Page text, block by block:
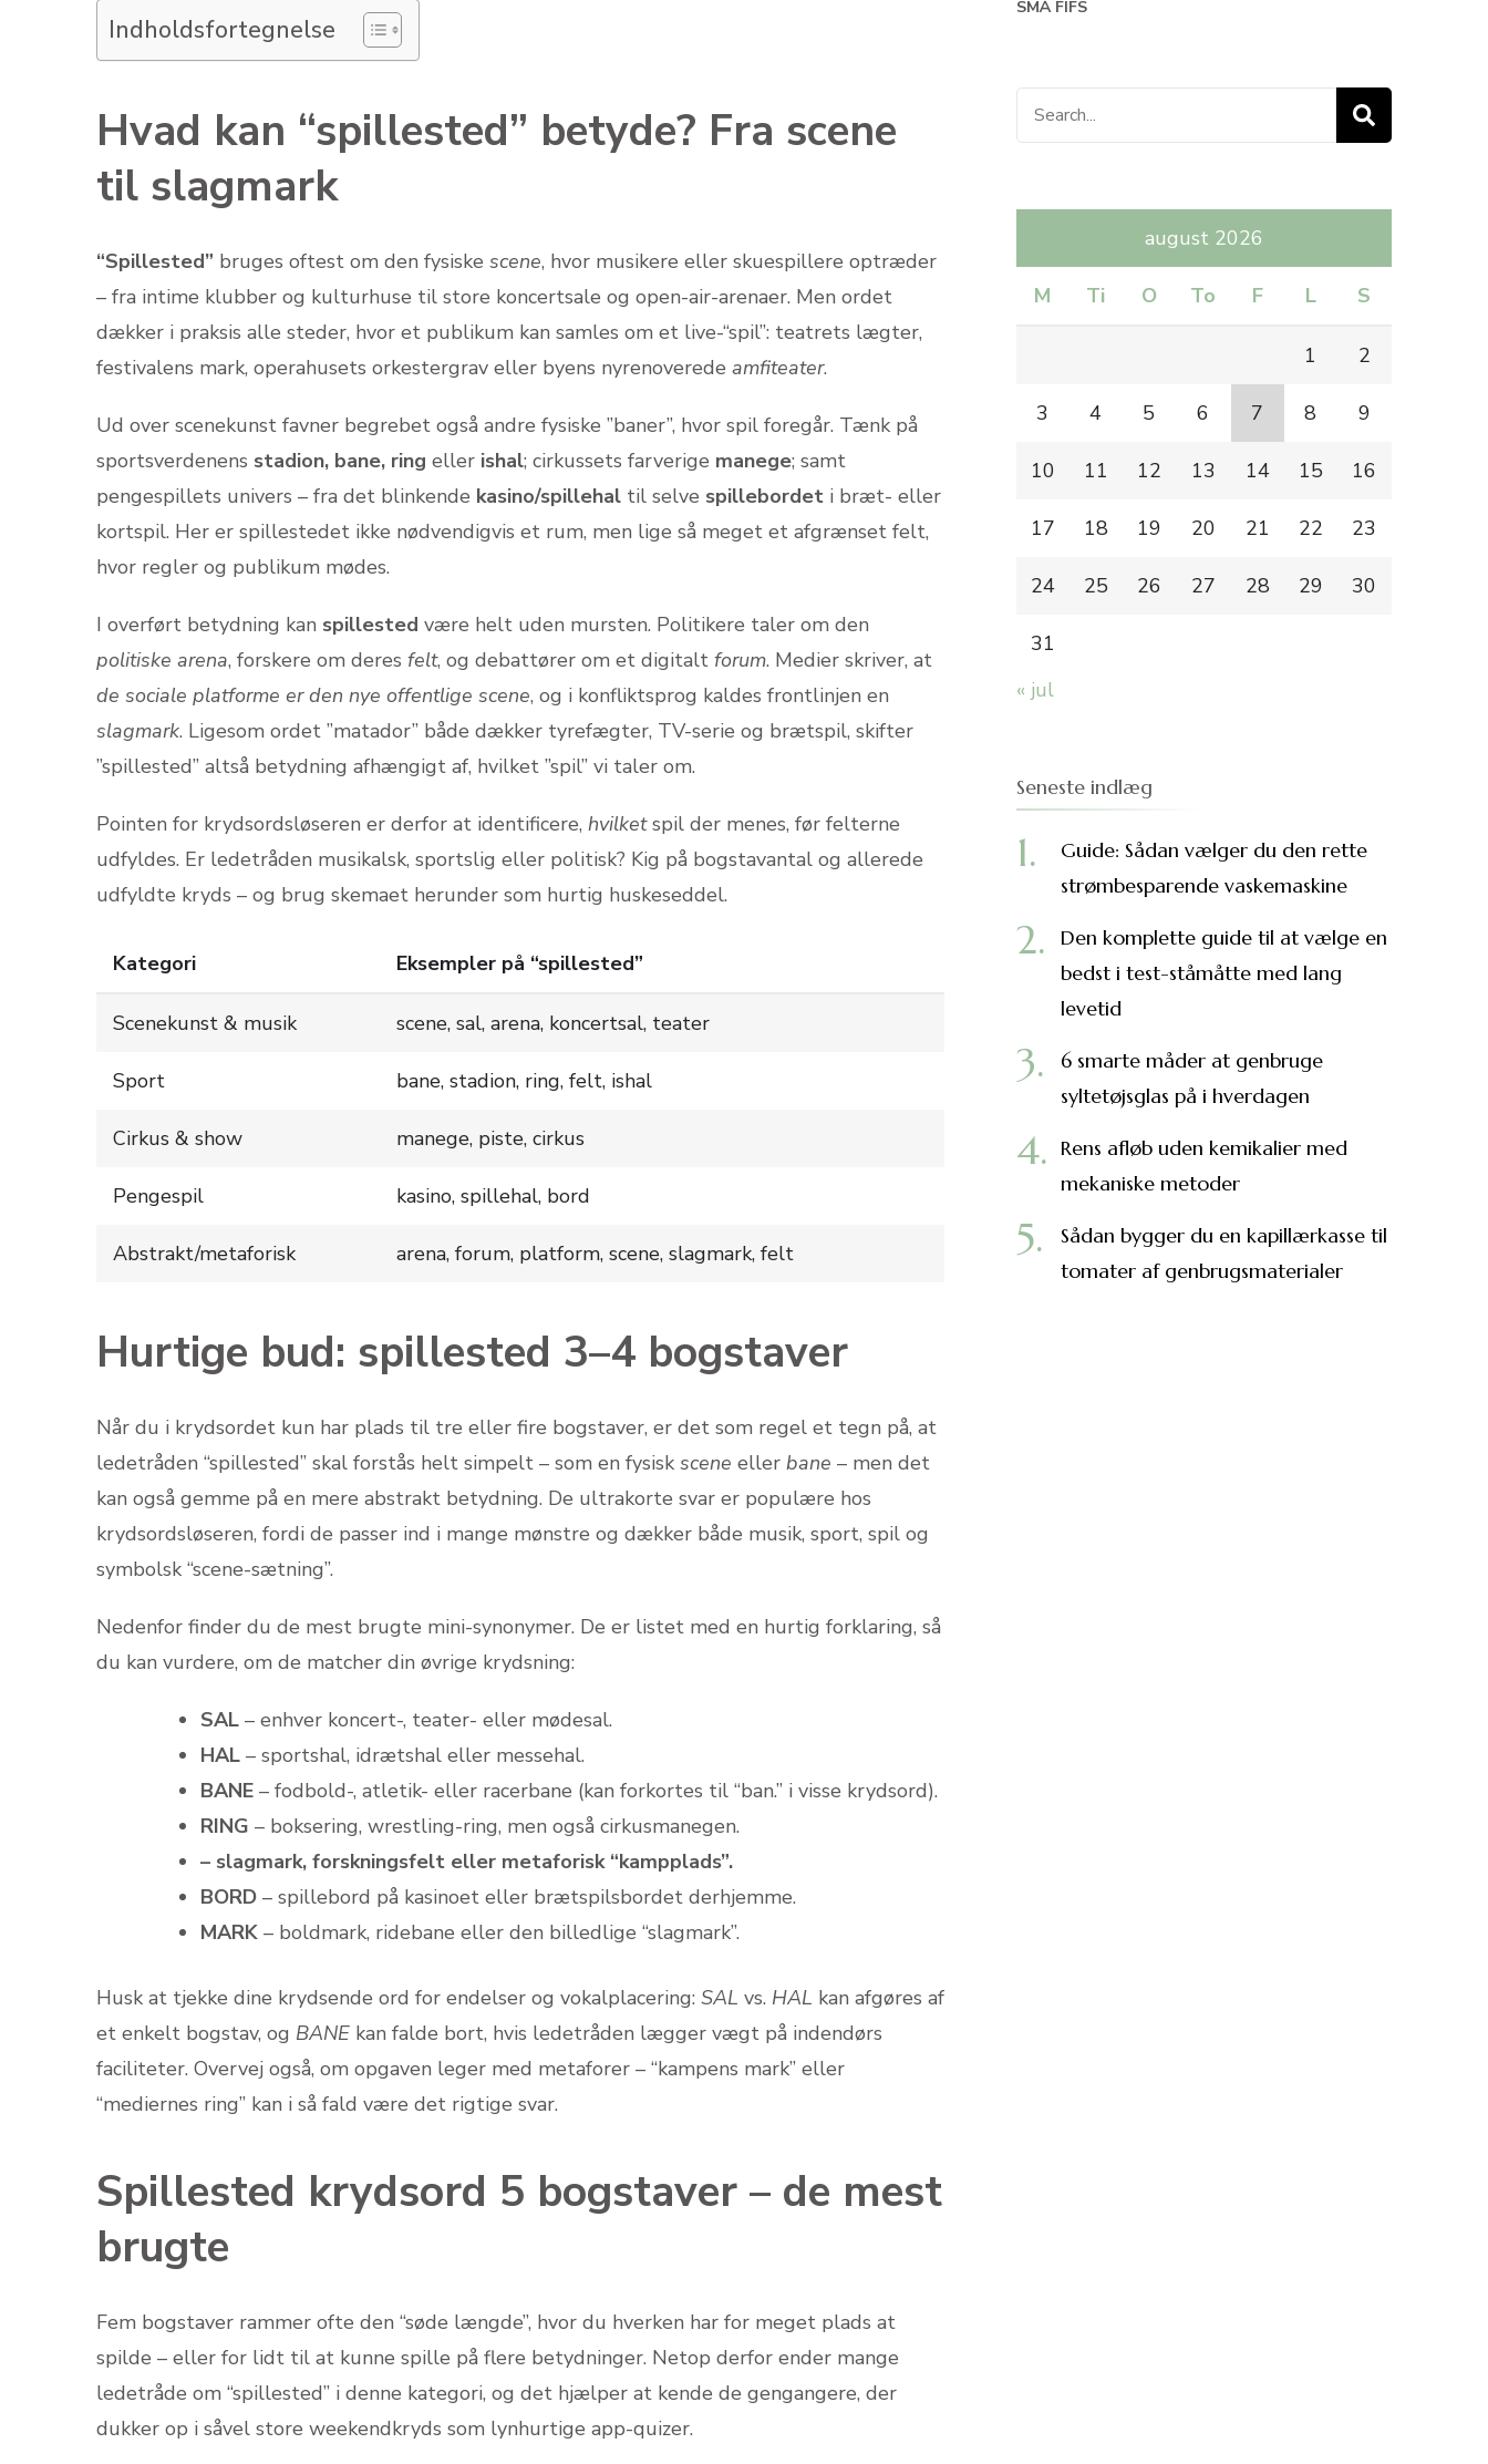
Indholdsfortegnelse
Hvad kan “spillested” betyde? Fra scene
til slagmark
“Spillested” bruges oftest om den fysiske scene, hvor musikere eller skuespillere optræder
– fra intime klubber og kulturhuse til store koncertsale og open-air-arenaer. Men ordet
dækker i praksis alle steder, hvor et publikum kan samles om et live-“spil”: teatrets lægter,
festivalens mark, operahusets orkestergrav eller byens nyrenoverede amfiteater.
Ud over scenekunst favner begrebet også andre fysiske ”baner”, hvor spil foregår. Tænk på
sportsverdenens stadion, bane, ring eller ishal; cirkussets farverige manege; samt
pengespillets univers – fra det blinkende kasino/spillehal til selve spillebordet i bræt- eller
kortspil. Her er spillestedet ikke nødvendigvis et rum, men lige så meget et afgrænset felt,
hvor regler og publikum mødes.
I overført betydning kan spillested være helt uden mursten. Politikere taler om den
politiske arena, forskere om deres felt, og debattører om et digitalt forum. Medier skriver, at
de sociale platforme er den nye offentlige scene, og i konfliktsprog kaldes frontlinjen en
slagmark. Ligesom ordet ”matador” både dækker tyrefægter, TV-serie og brætspil, skifter
”spillested” altså betydning afhængigt af, hvilket ”spil” vi taler om.
Pointen for krydsordsløseren er derfor at identificere, hvilketspil der menes, før felterne
udfyldes. Er ledetråden musikalsk, sportslig eller politisk? Kig på bogstavantal og allerede
udfyldte kryds – og brug skemaet herunder som hurtig huskeseddel.
Kategori Eksempler på “spillested”
Scenekunst & musik scene, sal, arena, koncertsal, teater
Sport bane, stadion, ring, felt, ishal
Cirkus & show manege, piste, cirkus
Pengespil kasino, spillehal, bord
Abstrakt/metaforisk arena, forum, platform, scene, slagmark, felt
Hurtige bud: spillested 3–4 bogstaver
Når du i krydsordet kun har plads til tre eller fire bogstaver, er det som regel et tegn på, at
ledetråden “spillested” skal forstås helt simpelt – som en fysisk scene eller bane – men det
kan også gemme på en mere abstrakt betydning. De ultrakorte svar er populære hos
krydsordsløseren, fordi de passer ind i mange mønstre og dækker både musik, sport, spil og
symbolsk “scene-sætning”.
Nedenfor finder du de mest brugte mini-synonymer. De er listet med en hurtig forklaring, så
du kan vurdere, om de matcher din øvrige krydsning:
SAL – enhver koncert-, teater- eller mødesal.
HAL – sportshal, idrætshal eller messehal.
BANE – fodbold-, atletik- eller racerbane (kan forkortes til “ban.” i visse krydsord).
RING – boksering, wrestling-ring, men også cirkusmanegen.
– slagmark, forskningsfelt eller metaforisk “kampplads”.
BORD – spillebord på kasinoet eller brætspilsbordet derhjemme.
MARK – boldmark, ridebane eller den billedlige “slagmark”.
Husk at tjekke dine krydsende ord for endelser og vokalplacering: SAL vs. HAL kan afgøres af
et enkelt bogstav, og BANE kan falde bort, hvis ledetråden lægger vægt på indendørs
faciliteter. Overvej også, om opgaven leger med metaforer – “kampens mark” eller
“mediernes ring” kan i så fald være det rigtige svar.
Spillested krydsord 5 bogstaver – de mest
brugte
Fem bogstaver rammer ofte den “søde længde”, hvor du hverken har for meget plads at
spilde – eller for lidt til at kunne spille på flere betydninger. Netop derfor ender mange
ledetråde om “spillested” i denne kategori, og det hjælper at kende de gengangere, der
dukker op i såvel store weekendkryds som lynhurtige app-quizer.
SMÅ FIFS
Search
for:
august 2026
M Ti O To F L S
1 2
3 4 5 6 7 8 9
10 11 12 13 14 15 16
17 18 19 20 21 22 23
24 25 26 27 28 29 30
31
« jul
Seneste indlæg
Guide: Sådan vælger du den rette
strømbesparende vaskemaskine
Den komplette guide til at vælge en
bedst i test-ståmåtte med lang
levetid
6 smarte måder at genbruge
syltetøjsglas på i hverdagen
Rens afløb uden kemikalier med
mekaniske metoder
Sådan bygger du en kapillærkasse til
tomater af genbrugsmaterialer